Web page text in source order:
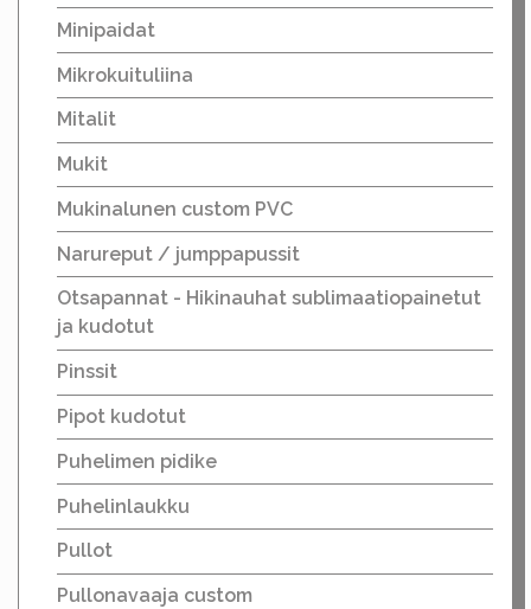
Minipaidat
Mikrokuituliina
Mitalit
Mukit
Mukinalunen custom PVC
Narureput / jumppapussit
Otsapannat - Hikinauhat sublimaatiopainetut
ja kudotut
Pinssit
Pipot kudotut
Puhelimen pidike
Puhelinlaukku
Pullot
Pullonavaaja custom